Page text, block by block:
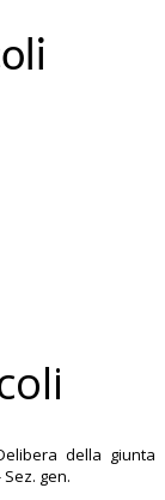
della giunta
gen.